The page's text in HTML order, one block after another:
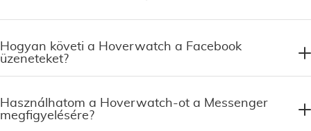
Hogyan követi a Hoverwatch a Facebook
üzeneteket?
Használhatom a Hoverwatch-ot a Messenger
megfigyelésére?